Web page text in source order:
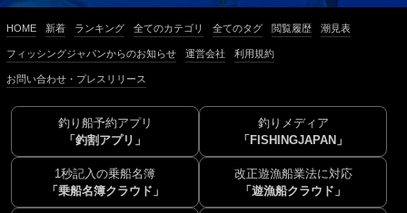
HOME 新着 ランキング 全てのカテゴリ 全てのタグ 閲覧履歴 潮見表
フィッシングジャパンからのお知らせ 運営会社 利用規約
お問い合わせ・プレスリリース
釣り船予約アプリ
「釣割アプリ」
釣りメディア
「FISHINGJAPAN」
1秒記入の乗船名簿
「乗船名簿クラウド」
改正遊漁船業法に対応
「遊漁船クラウド」